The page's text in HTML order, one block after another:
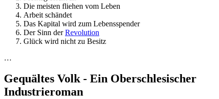
Die meisten fliehen vom Leben
Arbeit schändet
Das Kapital wird zum Lebensspender
Der Sinn derRevolution
Glück wird nicht zu Besitz
…
Gequältes Volk - Ein Oberschlesischer
Industrieroman